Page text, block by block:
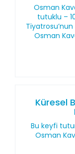
Osman
tutuklu –
Osman
Küresel
Bu keyfi
Osman